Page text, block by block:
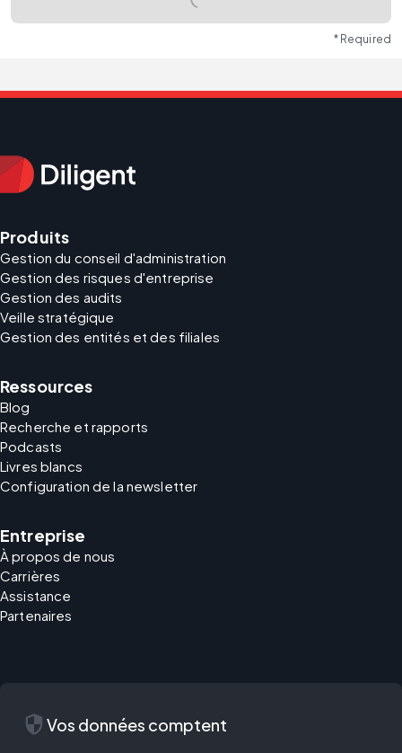
* Required
Produits
Gestion du conseil d'administration
Gestion des risques d'entreprise
Gestion des audits
Veille stratégique
Gestion des entités et des filiales
Ressources
Blog
Recherche et rapports
Podcasts
Livres blancs
Configuration de la newsletter
Entreprise
À propos de nous
Carrières
Assistance
Partenaires
security Vos données comptent